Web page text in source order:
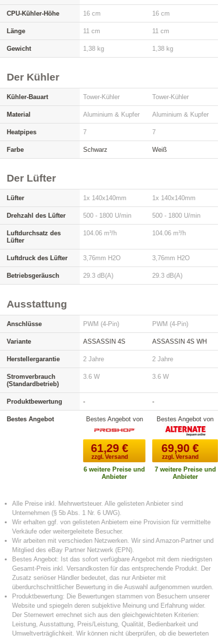
CPU-Kühler-Höhe 16 cm 16 cm
Länge 11 cm 11 cm
Gewicht 1,38 kg 1,38 kg
Der Kühler
Kühler-Bauart Tower-Kühler Tower-Kühler
Material Aluminium & Kupfer Aluminium & Kupfer
Heatpipes 7 7
Farbe Schwarz Weiß
Der Lüfter
Lüfter 1x 140x140mm 1x 140x140mm
Drehzahl des Lüfter 500 - 1800 U/min 500 - 1800 U/min
Luftdurchsatz des
Lüfter
104.06 m³/h 104.06 m³/h
Luftdruck des Lüfter 3,76mm H2O 3,76mm H2O
Betriebsgeräusch 29.3 dB(A) 29.3 dB(A)
Ausstattung
Anschlüsse PWM (4-Pin) PWM (4-Pin)
Variante ASSASSIN 4S ASSASSIN 4S WH
Herstellergarantie 2 Jahre 2 Jahre
Stromverbrauch
(Standardbetrieb)
3.6 W 3.6 W
Produktbewertung - -
Bestes Angebot Bestes Angebot von
61,29 €
zzgl. Versand
6 weitere Preise und
Anbieter
Bestes Angebot von
69,90 €
zzgl. Versand
7 weitere Preise und
Anbieter